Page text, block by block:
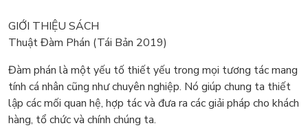
GIỚI THIỆU SÁCH
Thuật Đàm Phán (Tái Bản 2019)
Đàm phán là một yếu tố thiết yếu trong mọi tương tác mang
tính cá nhân cũng như chuyên nghiệp. Nó giúp chung ta thiết
lập các mối quan hệ, hợp tác và đưa ra các giải pháp cho khách
hàng, tổ chức và chính chúng ta.